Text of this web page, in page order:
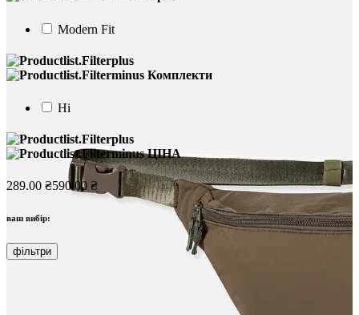
Modern Fit
Комплекти
Ні
ЦІНА
289.00 ₴590.00 ₴
ваш вибір:
фільтри